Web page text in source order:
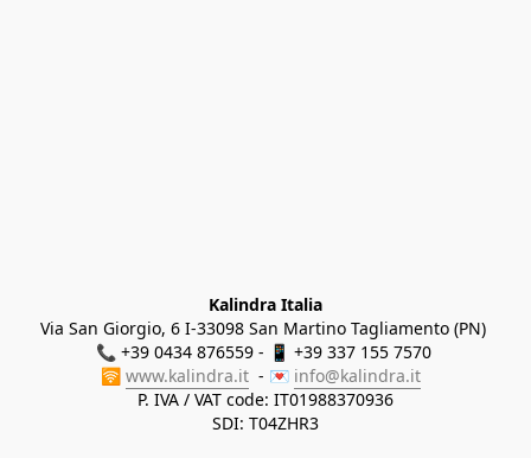
Kalindra Italia
Via San Giorgio, 6 I-33098 San Martino Tagliamento (PN)
📞 +39 0434 876559 - 📱 +39 337 155 7570
🛜 www.kalindra.it
  - 💌
info@kalindra.it
P. IVA / VAT code: IT01988370936
SDI: T04ZHR3